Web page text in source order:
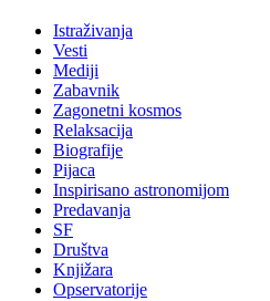
Istraživanja
Vesti
Mediji
Zabavnik
Zagonetni kosmos
Relaksacija
Biografije
Pijaca
Inspirisano astronomijom
Predavanja
SF
Društva
Knjižara
Opservatorije